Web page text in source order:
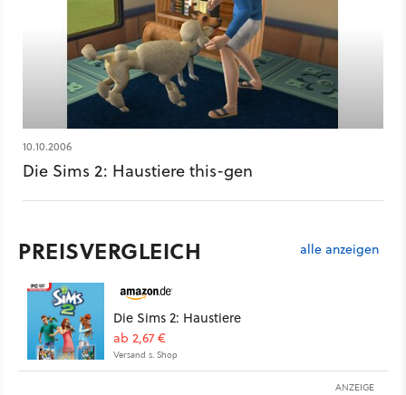
10.10.2006
Die Sims 2: Haustiere this-gen
PREISVERGLEICH alle anzeigen
Die Sims 2: Haustiere
ab 2,67 €
Versand s. Shop
ANZEIGE